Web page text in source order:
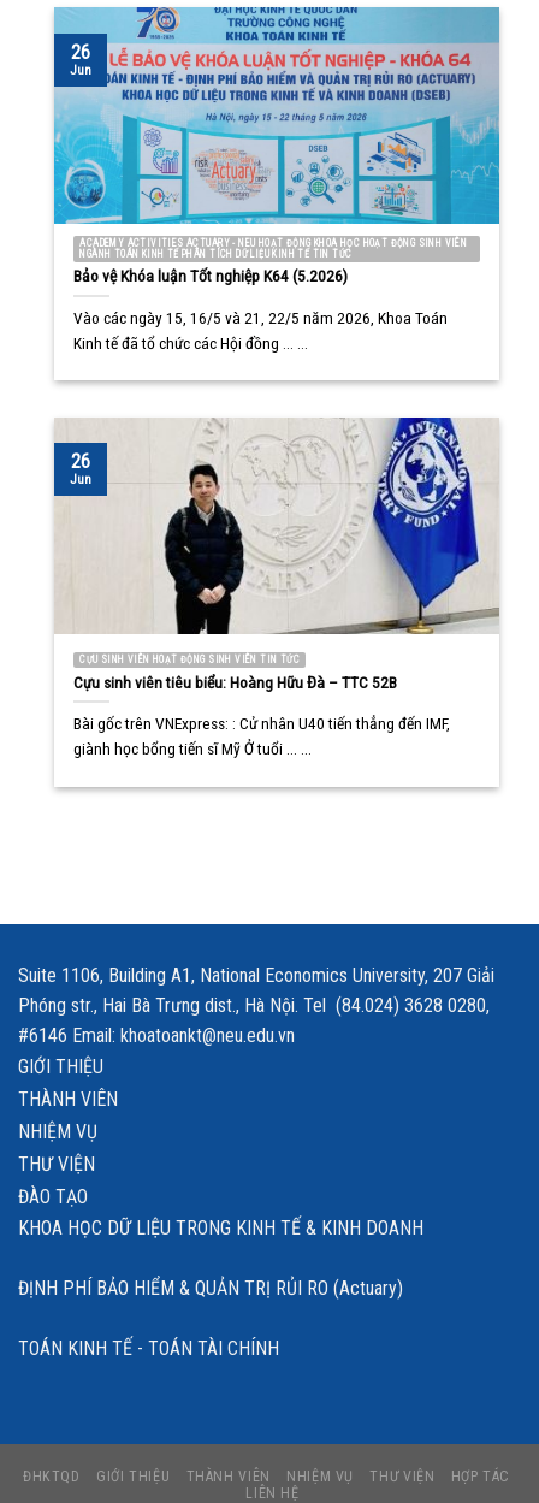
ACADEMY ACTIVITIES ACTUARY - NEU HOẠT ĐỘNG KHOA HỌC HOẠT ĐỘNG SINH VIÊN
NGÀNH TOÁN KINH TẾ PHÂN TÍCH DỮ LIỆU KINH TẾ TIN TỨC
Bảo vệ Khóa luận Tốt nghiệp K64 (5.2026)
Vào các ngày 15, 16/5 và 21, 22/5 năm 2026, Khoa Toán
Kinh tế đã tổ chức các Hội đồng ... ...
26
Jun
CỰU SINH VIÊN HOẠT ĐỘNG SINH VIÊN TIN TỨC
Cựu sinh viên tiêu biểu: Hoàng Hữu Đà – TTC 52B
Bài gốc trên VNExpress: : Cử nhân U40 tiến thẳng đến IMF,
giành học bổng tiến sĩ Mỹ Ở tuổi ... ...
26
Jun
Suite 1106, Building A1, National Economics University, 207 Giải
Phóng str., Hai Bà Trưng dist., Hà Nội. Tel (84.024) 3628 0280,
#6146 Email: khoatoankt@neu.edu.vn
GIỚI THIỆU
THÀNH VIÊN
NHIỆM VỤ
THƯ VIỆN
ĐÀO TẠO
KHOA HỌC DỮ LIỆU TRONG KINH TẾ & KINH DOANH
ĐỊNH PHÍ BẢO HIỂM & QUẢN TRỊ RỦI RO (Actuary)
TOÁN KINH TẾ - TOÁN TÀI CHÍNH
ĐHKTQD GIỚI THIỆU THÀNH VIÊN NHIỆM VỤ THƯ VIỆN
HỢP TÁC
LIÊN HỆ